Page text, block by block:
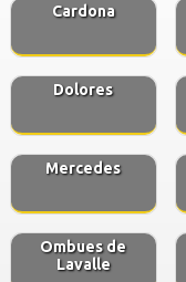
Cardona
Dolores
Mercedes
Ombues de
Lavalle